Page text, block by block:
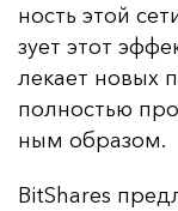
ность этой
зу­ет этот
ле­ка­ет но­вых
пол­ностью
ным об­ра­зом.
BitShares